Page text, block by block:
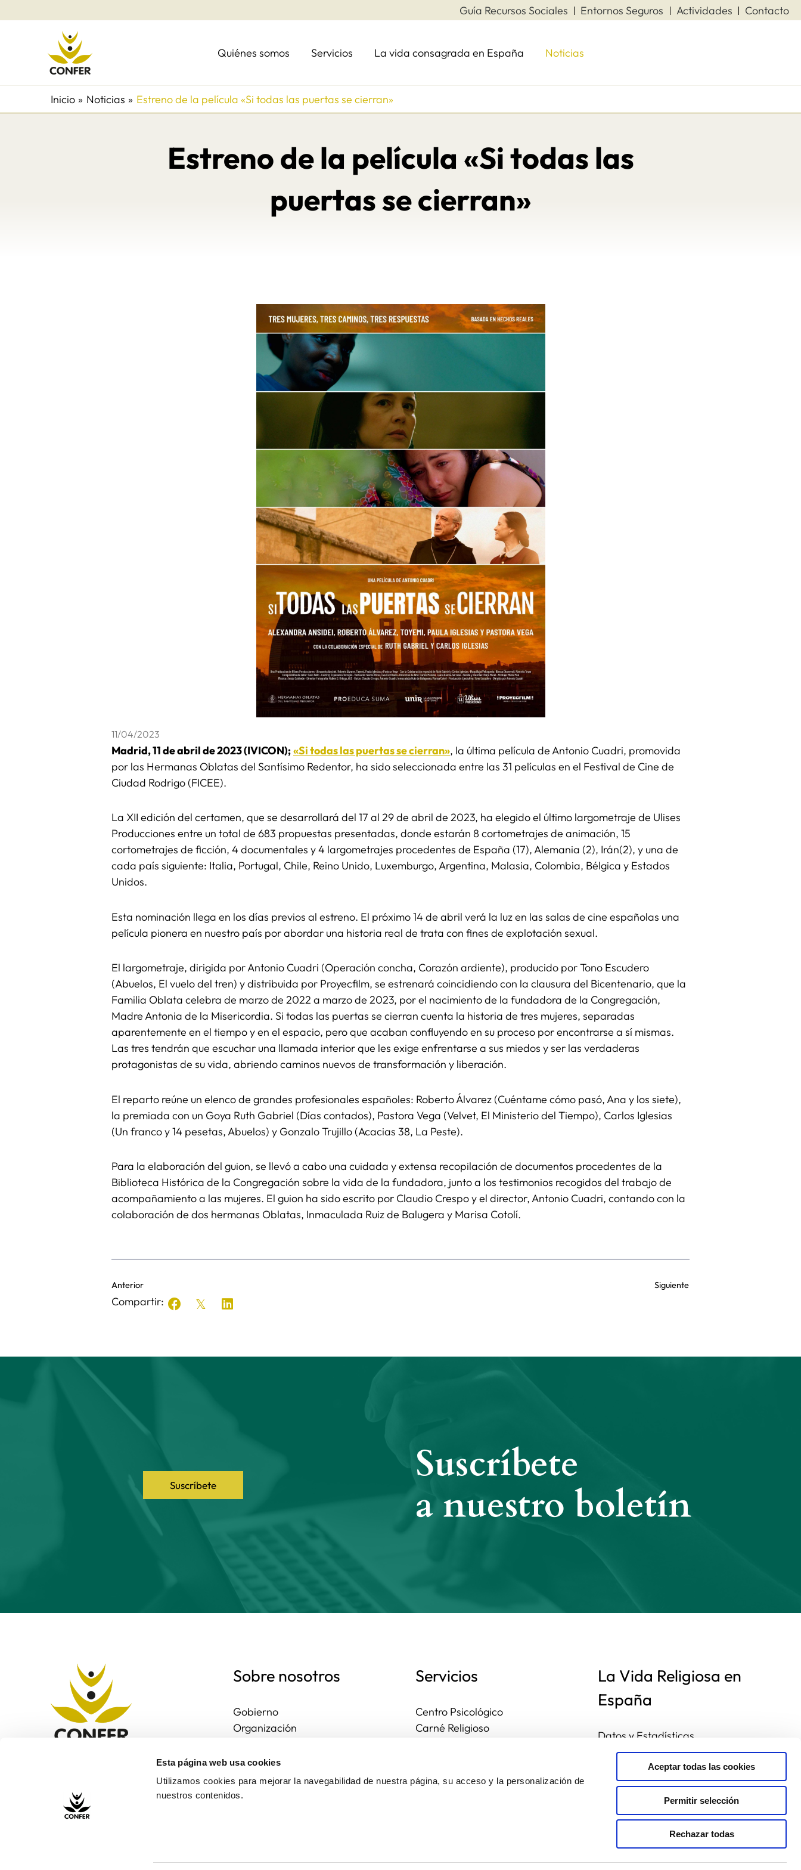
Esta página web usa cookies
Utilizamos cookies para mejorar la navegabilidad de nuestra página, su acceso y la personalización de
nuestros contenidos.
Aceptar todas las cookies
Permitir selección
Rechazar todas
al
Guía Recursos Sociales Entornos Seguros Actividades Contacto
Quiénes somos Servicios La vida consagrada en España Noticias
Inicio Noticias Estreno de la película «Si todas las puertas se cierran»
Estreno de la película «Si todas las
puertas se cierran»
11/04/2023
Madrid, 11 de abril de 2023 (IVICON);«Si todas las puertas se cierran», la última película de Antonio Cuadri, promovida
por las Hermanas Oblatas del Santísimo Redentor, ha sido seleccionada entre las 31 películas en el Festival de Cine de
Ciudad Rodrigo (FICEE).
La XII edición del certamen, que se desarrollará del 17 al 29 de abril de 2023, ha elegido el último largometraje de Ulises
Producciones entre un total de 683 propuestas presentadas, donde estarán 8 cortometrajes de animación, 15
cortometrajes de ficción, 4 documentales y 4 largometrajes procedentes de España (17), Alemania (2), Irán(2), y una de
cada país siguiente: Italia, Portugal, Chile, Reino Unido, Luxemburgo, Argentina, Malasia, Colombia, Bélgica y Estados
Unidos.
Esta nominación llega en los días previos al estreno. El próximo 14 de abril verá la luz en las salas de cine españolas una
película pionera en nuestro país por abordar una historia real de trata con fines de explotación sexual.
El largometraje, dirigida por Antonio Cuadri (Operación concha, Corazón ardiente), producido por Tono Escudero
(Abuelos, El vuelo del tren) y distribuida por Proyecfilm, se estrenará coincidiendo con la clausura del Bicentenario, que la
Familia Oblata celebra de marzo de 2022 a marzo de 2023, por el nacimiento de la fundadora de la Congregación,
Madre Antonia de la Misericordia. Si todas las puertas se cierran cuenta la historia de tres mujeres, separadas
aparentemente en el tiempo y en el espacio, pero que acaban confluyendo en su proceso por encontrarse a sí mismas.
Las tres tendrán que escuchar una llamada interior que les exige enfrentarse a sus miedos y ser las verdaderas
protagonistas de su vida, abriendo caminos nuevos de transformación y liberación.
El reparto reúne un elenco de grandes profesionales españoles: Roberto Álvarez (Cuéntame cómo pasó, Ana y los siete),
la premiada con un Goya Ruth Gabriel (Días contados), Pastora Vega (Velvet, El Ministerio del Tiempo), Carlos Iglesias
(Un franco y 14 pesetas, Abuelos) y Gonzalo Trujillo (Acacias 38, La Peste).
Para la elaboración del guion, se llevó a cabo una cuidada y extensa recopilación de documentos procedentes de la
Biblioteca Histórica de la Congregación sobre la vida de la fundadora, junto a los testimonios recogidos del trabajo de
acompañamiento a las mujeres. El guion ha sido escrito por Claudio Crespo y el director, Antonio Cuadri, contando con la
colaboración de dos hermanas Oblatas, Inmaculada Ruiz de Balugera y Marisa Cotolí.
Anterior Siguiente
Compartir:
Suscríbete
Suscríbete
a nuestro boletín
Sobre nosotros
Gobierno
Organización
Entornos seguros
Contacto
Servicios
Centro Psicológico
Carné Religioso
Actividades
La Vida Religiosa en
España
Datos y Estadísticas
Preguntas frecuentes
Mapa de congregaciones